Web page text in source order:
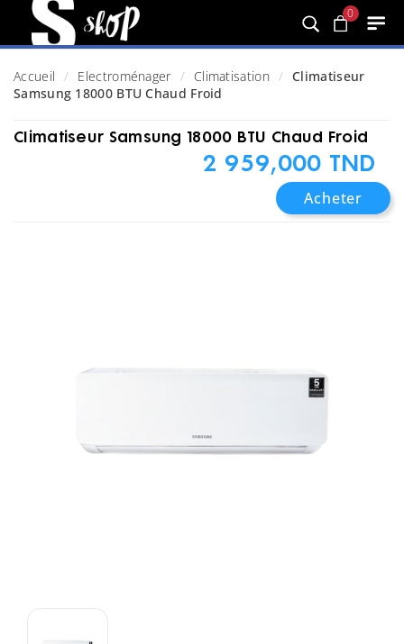
0
Accueil Electroménager Climatisation
Climatiseur
Samsung 18000 BTU Chaud Froid
Climatiseur Samsung 18000 BTU Chaud Froid
2 959,000 TND
Acheter